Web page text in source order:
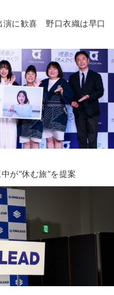
演に歓喜 野口衣織は早口
が“休む旅”を提案